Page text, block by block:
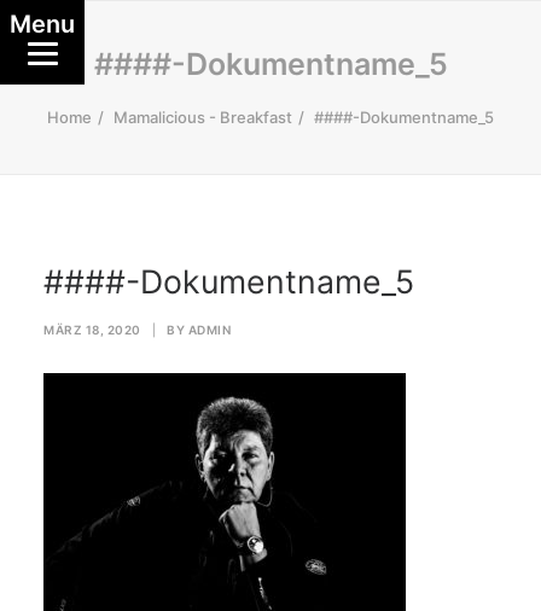
####-Dokumentname_5
Home Mamalicious - Breakfast ####-Dokumentname_5
####-Dokumentname_5
MÄRZ 18, 2020 BY ADMIN
Menu